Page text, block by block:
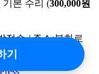
기본 수리 (300,000원
정수 / 주소:봉화로
기